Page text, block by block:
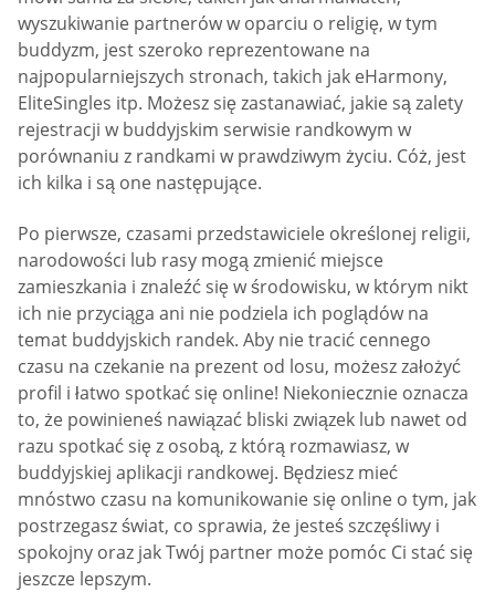
wyszukiwanie partnerów w oparciu o religię, w tym
buddyzm, jest szeroko reprezentowane na
najpopularniejszych stronach, takich jak eHarmony,
EliteSingles itp. Możesz się zastanawiać, jakie są zalety
rejestracji w buddyjskim serwisie randkowym w
porównaniu z randkami w prawdziwym życiu. Cóż, jest
ich kilka i są one następujące.
Po pierwsze, czasami przedstawiciele określonej religii,
narodowości lub rasy mogą zmienić miejsce
zamieszkania i znaleźć się w środowisku, w którym nikt
ich nie przyciąga ani nie podziela ich poglądów na
temat buddyjskich randek. Aby nie tracić cennego
czasu na czekanie na prezent od losu, możesz założyć
profil i łatwo spotkać się online! Niekoniecznie oznacza
to, że powinieneś nawiązać bliski związek lub nawet od
razu spotkać się z osobą, z którą rozmawiasz, w
buddyjskiej aplikacji randkowej. Będziesz mieć
mnóstwo czasu na komunikowanie się online o tym, jak
postrzegasz świat, co sprawia, że jesteś szczęśliwy i
spokojny oraz jak Twój partner może pomóc Ci stać się
jeszcze lepszym.